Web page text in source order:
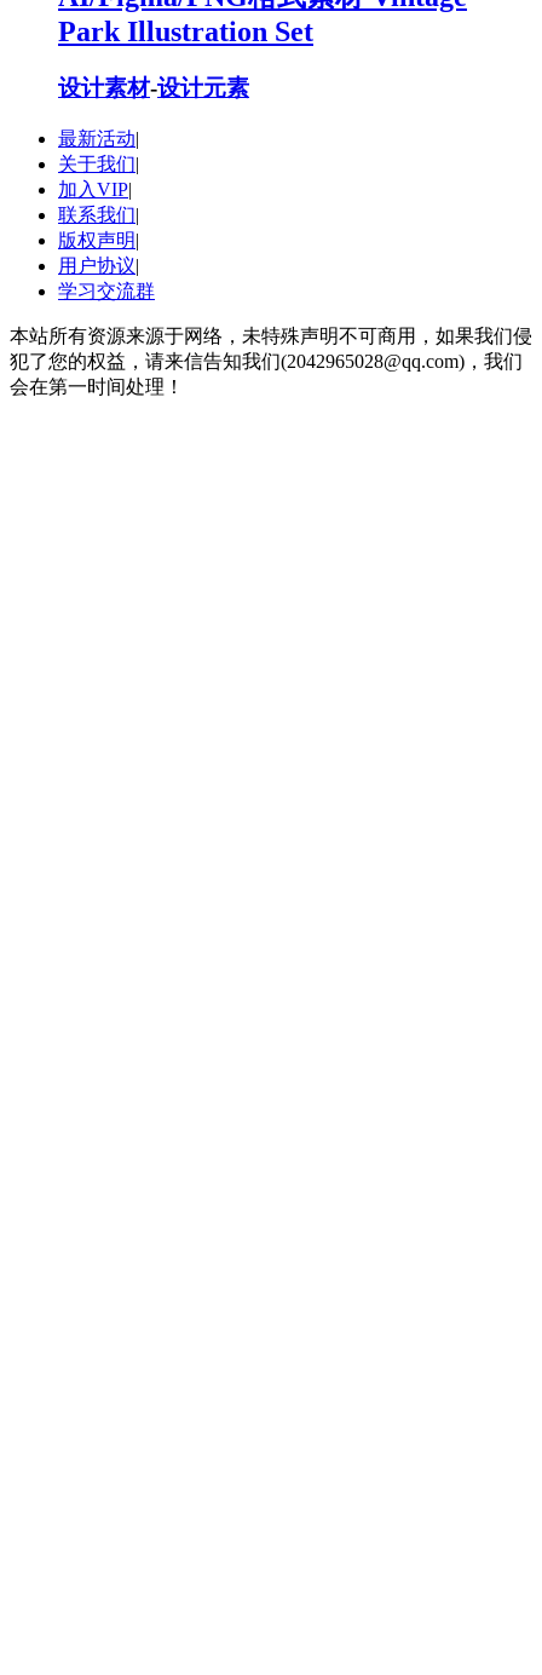
Park Illustration Set
设计素材-设计元素
最新活动|
关于我们|
加入VIP|
联系我们|
版权声明|
用户协议|
学习交流群
本站所有资源来源于网络，未特殊声明不可商用，如果我们侵
犯了您的权益，请来信告知我们(2042965028@qq.com)，我们
会在第一时间处理！